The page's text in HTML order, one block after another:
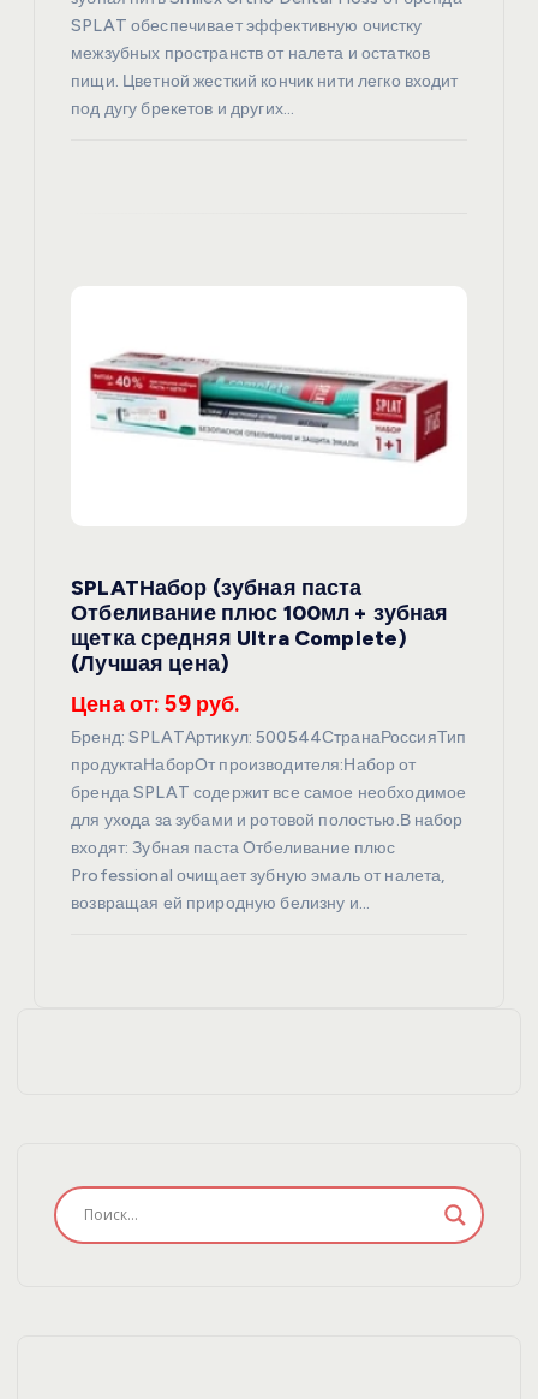
SPLAT обеспечивает эффективную очистку
межзубных пространств от налета и остатков
пищи. Цветной жесткий кончик нити легко входит
под дугу брекетов и других…
SPLATНабор (зубная паста
Отбеливание плюс 100мл + зубная
щетка средняя Ultra Complete)
(Лучшая цена)
Цена от: 59 руб.
Бренд: SPLATАртикул: 500544СтранаРоссияТип
продуктаНаборОт производителя:Набор от
бренда SPLAT содержит все самое необходимое
для ухода за зубами и ротовой полостью.В набор
входят: Зубная паста Отбеливание плюс
Professional очищает зубную эмаль от налета,
возвращая ей природную белизну и…